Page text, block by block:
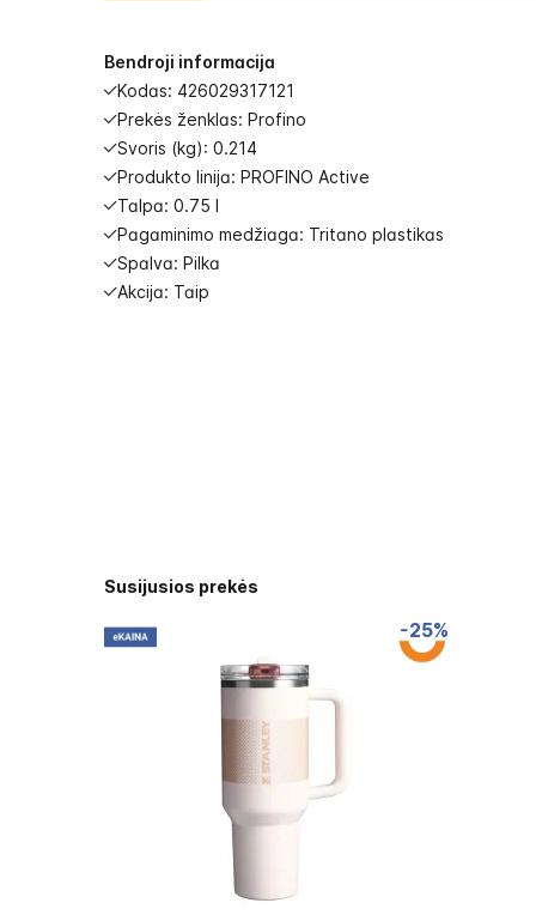
Bendroji informacija
Kodas: 426029317121
Prekės ženklas: Profino
Svoris (kg): 0.214
Produkto linija: PROFINO Active
Talpa: 0.75 l
Pagaminimo medžiaga: Tritano plastikas
Spalva: Pilka
Akcija: Taip
Susijusios prekės
-25%